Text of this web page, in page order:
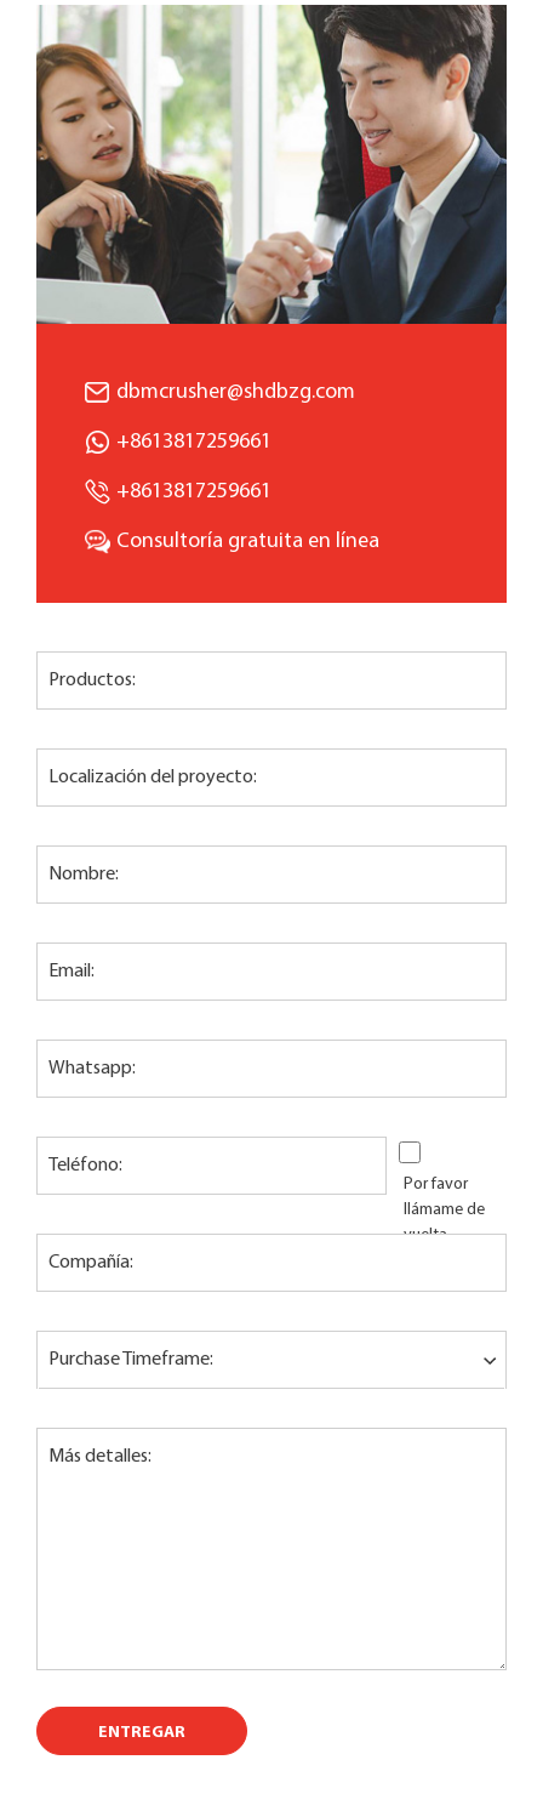
dbmcrusher@shdbzg.com
+8613817259661
+8613817259661
Consultoría gratuita en línea
Productos:
Localización del proyecto:
Nombre:
Email:
Whatsapp:
Teléfono:
Por favor
llámame de
vuelta
Compañía:
Purchase Timeframe:
Más detalles:
ENTREGAR